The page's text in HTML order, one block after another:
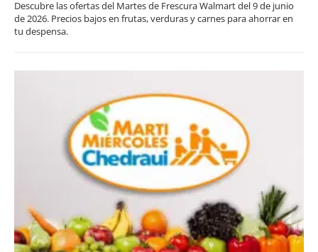
Descubre las ofertas del Martes de Frescura Walmart del 9 de junio
de 2026. Precios bajos en frutas, verduras y carnes para ahorrar en
tu despensa.